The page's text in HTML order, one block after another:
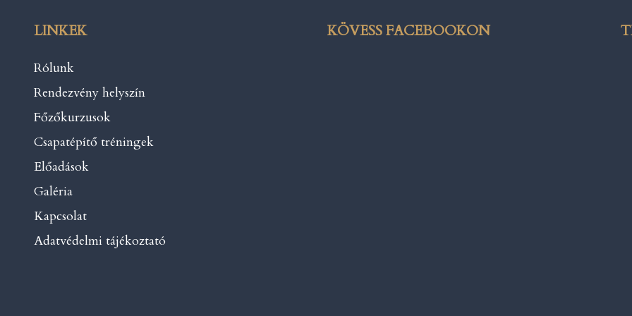
LINKEK
Rólunk
Rendezvény helyszín
Főzőkurzusok
Csapatépítő tréningek
Előadások
Galéria
Kapcsolat
Adatvédelmi tájékoztató
KÖVESS FACEBOOKON